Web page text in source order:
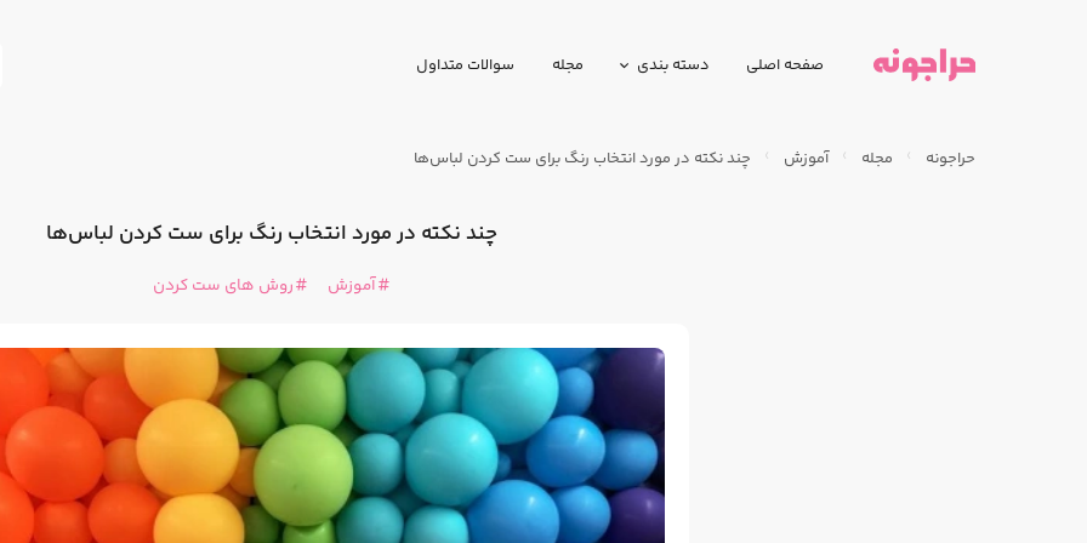
صفحه اصلی دسته بندی مجله سوالات متداول
حراجونه مجله آموزش چند نکته در مورد انتخاب رنگ برای ست کردن لباس‌ها
چند نکته در مورد انتخاب رنگ برای ست کردن لباس‌ها
آموزش روش های ست کردن